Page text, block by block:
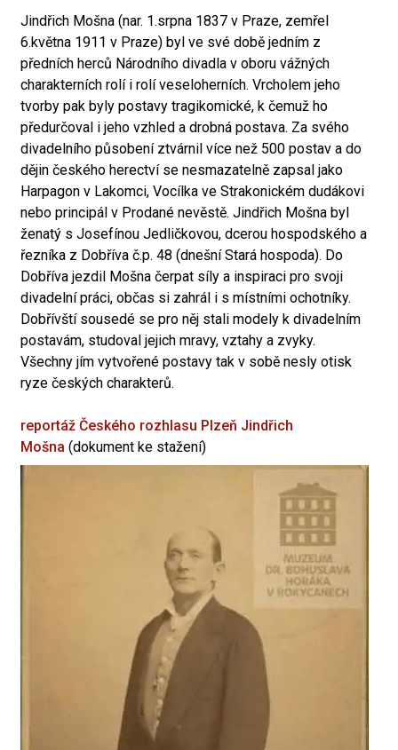
Jindřich Mošna (nar. 1.srpna 1837 v Praze, zemřel
6.května 1911 v Praze) byl ve své době jedním z
předních herců Národního divadla v oboru vážných
charakterních rolí i rolí veseloherních. Vrcholem jeho
tvorby pak byly postavy tragikomické, k čemuž ho
předurčoval i jeho vzhled a drobná postava. Za svého
divadelního působení ztvárnil více než 500 postav a do
dějin českého herectví se nesmazatelně zapsal jako
Harpagon v Lakomci, Vocílka ve Strakonickém dudákovi
nebo principál v Prodané nevěstě. Jindřich Mošna byl
ženatý s Josefínou Jedličkovou, dcerou hospodského a
řezníka z Dobříva č.p. 48 (dnešní Stará hospoda). Do
Dobříva jezdil Mošna čerpat síly a inspiraci pro svoji
divadelní práci, občas si zahrál i s místními ochotníky.
Dobřívští sousedé se pro něj stali modely k divadelním
postavám, studoval jejich mravy, vztahy a zvyky.
Všechny jím vytvořené postavy tak v sobě nesly otisk
ryze českých charakterů.
reportáž Českého rozhlasu Plzeň Jindřich
Mošna (dokument ke stažení)